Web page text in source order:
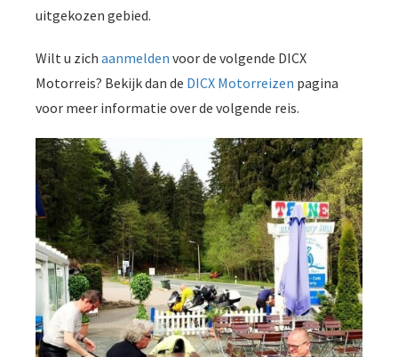
uitgekozen gebied.
Wilt u zich aanmelden voor de volgende DICX
Motorreis? Bekijk dan de DICX Motorreizen pagina
voor meer informatie over de volgende reis.